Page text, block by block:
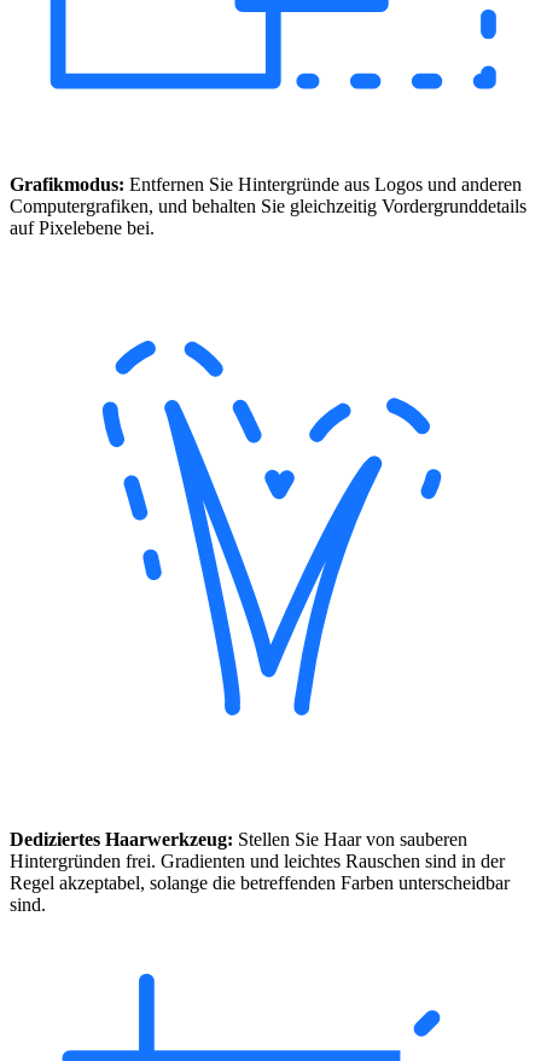
Grafikmodus: Entfernen Sie Hintergründe aus Logos und anderen
Computergrafiken, und behalten Sie gleichzeitig Vordergrunddetails
auf Pixelebene bei.
Dediziertes Haarwerkzeug: Stellen Sie Haar von sauberen
Hintergründen frei. Gradienten und leichtes Rauschen sind in der
Regel akzeptabel, solange die betreffenden Farben unterscheidbar
sind.